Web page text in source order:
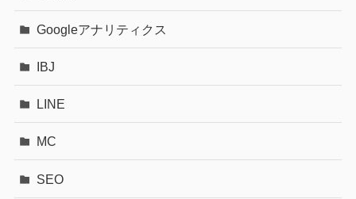
Googleアナリティクス
IBJ
LINE
MC
SEO